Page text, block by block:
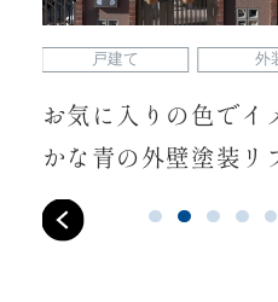
戸建て 外
お気に入りの色でイ
かな青の外壁塗装リ